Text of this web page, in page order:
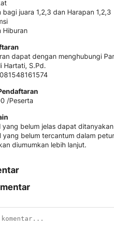
bagi juara 1,2,3 dan Harapan 1,2,3
Hiburan
dapat dengan menghubungi
Hartati, S.Pd.
/Peserta
yang belum jelas dapat
yang belum tercantum dalam
diumumkan lebih lanjut.